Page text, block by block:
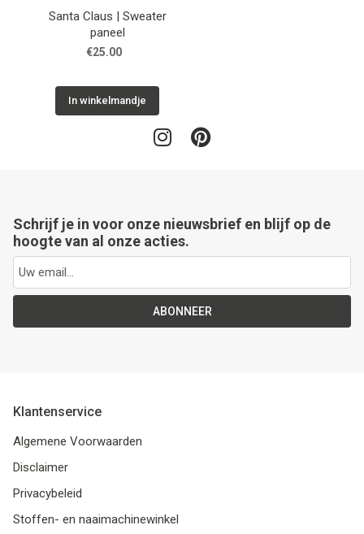
Santa Claus | Sweater
paneel
€25.00
In winkelmandje
Schrijf je in voor onze nieuwsbrief en blijf op de
hoogte van al onze acties.
ABONNEER
Klantenservice
Algemene Voorwaarden
Disclaimer
Privacybeleid
Stoffen- en naaimachinewinkel